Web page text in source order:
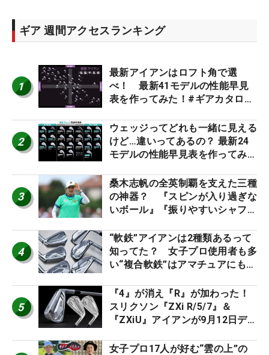
ギア 週間アクセスランキング
1
最新アイアンはロフト角で選
べ！ 最新41モデルの性能早見
表を作ってみた！#ギアカタログ
2
ウェッジってどれも一緒に見える
けど…違いってあるの？ 最新24
モデルの性能早見表を作ってみ
3
桑木志帆の全英制覇を支えた三種
の神器？ 『スピンが入り過ぎな
いボール』『振りやすいシャフ
ー』 #女子プロセッティング
4
“軟鉄”アイアンは2種類あるって
知ってた？ 女子プロ使用者も多
い“複合軟鉄”はアマチュアにもオ
5
『4』が消え『R』が加わった！
スリクソン『ZXi R/5/7』＆
『ZXiU』アイアンが9月12日デ
女子プロ17人が好む“雲の上”の